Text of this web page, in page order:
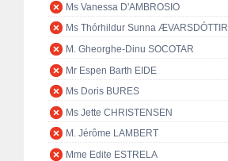
Ms Vanessa D'AMBROSIO
Ms Thórhildur Sunna ÆVARSDÓTTIR
M. Gheorghe-Dinu SOCOTAR
Mr Espen Barth EIDE
Ms Doris BURES
Ms Jette CHRISTENSEN
M. Jérôme LAMBERT
Mme Edite ESTRELA